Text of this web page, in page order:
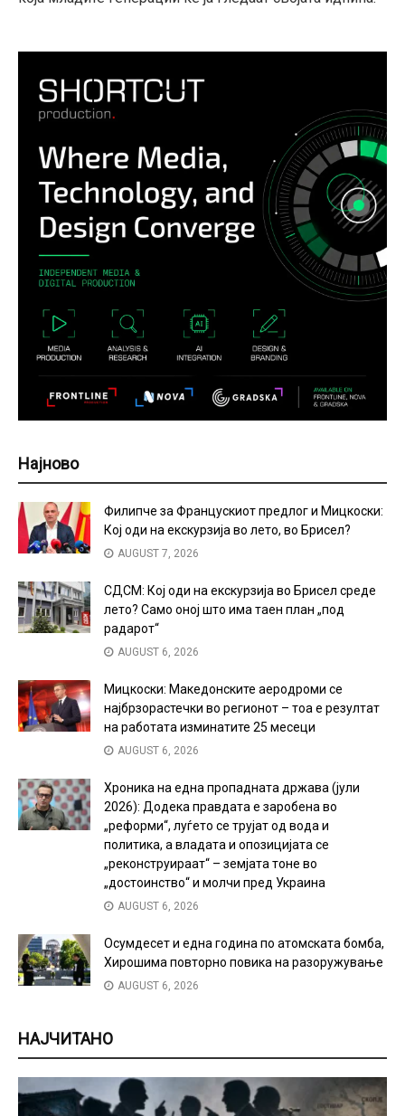
Најново
Филипче за Францускиот предлог и Мицкоски:
Кој оди на екскурзија во лето, во Брисел?
AUGUST 7, 2026
СДСМ: Кој оди на екскурзија во Брисел среде
лето? Само оној што има таен план „под
радарот“
AUGUST 6, 2026
Мицкоски: Македонските аеродроми се
најбрзорастечки во регионот – тоа е резултат
на работата изминатите 25 месеци
AUGUST 6, 2026
Хроника на една пропадната држава (јули
2026): Додека правдата е заробена во
„реформи“, луѓето се трујат од вода и
политика, а владата и опозицијата се
„реконструираат“ – земјата тоне во
„достоинство“ и молчи пред Украина
AUGUST 6, 2026
Осумдесет и една година по атомската бомба,
Хирошима повторно повика на разоружување
AUGUST 6, 2026
НАЈЧИТАНО